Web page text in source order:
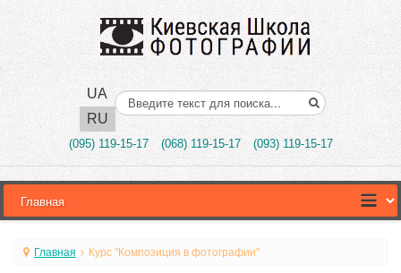
UA
RU
Поиск..
(095) 119-15-17 (068) 119-15-17 (093) 119-15-17
Главная Курс "Композиция в фотографии"